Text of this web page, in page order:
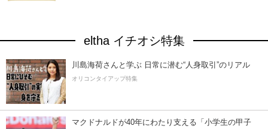
eltha イチオシ特集
川島海荷さんと学ぶ 日常に潜む“人身取引”のリアル
オリコンタイアップ特集
マクドナルドが40年にわたり支える「小学生の甲子